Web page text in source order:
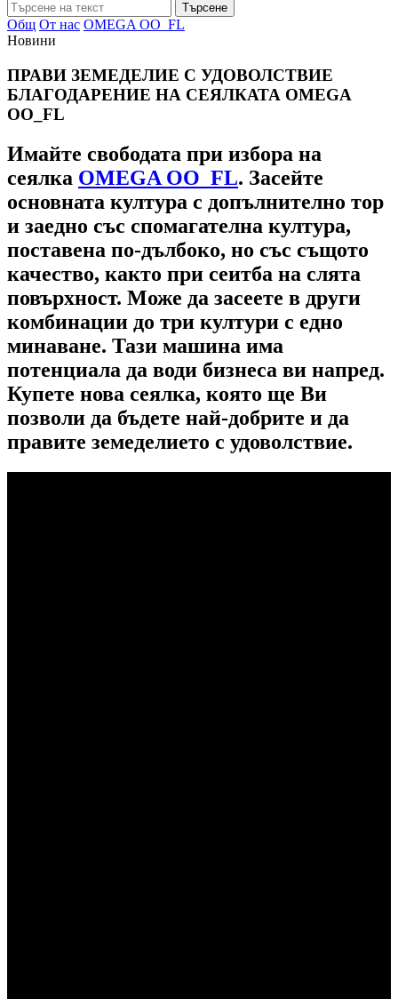
Общ От нас OMEGA OO_FL
Новини
ПРАВИ ЗЕМЕДЕЛИЕ С УДОВОЛСТВИЕ
БЛАГОДАРЕНИЕ НА СЕЯЛКАТА OMEGA
OO_FL
Имайте свободата при избора на
сеялка OMEGA OO_FL. Засейте
основната култура с допълнително тор
и заедно със спомагателна култура,
поставена по-дълбоко, но със същото
качество, както при сеитба на слята
повърхност. Може да засеете в други
комбинации до три култури с едно
минаване. Тази машина има
потенциала да води бизнеса ви напред.
Купете нова сеялка, която ще Ви
позволи да бъдете най-добрите и да
правите земеделието с удоволствие.